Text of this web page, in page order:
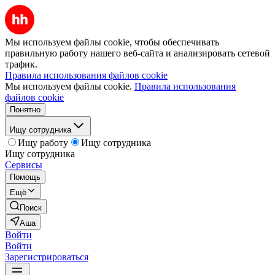
Мы используем файлы cookie, чтобы обеспечивать
правильную работу нашего веб-сайта и анализировать сетевой
трафик.
Правила использования файлов cookie
Мы используем файлы cookie. Правила использования
файлов cookie
Понятно
Ищу сотрудника
Ищу работу
Ищу сотрудника
Ищу сотрудника
Сервисы
Помощь
Ещё
Поиск
Аша
Войти
Войти
Зарегистрироваться